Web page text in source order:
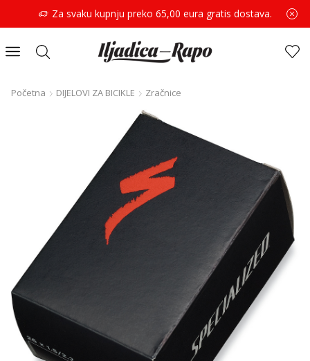
Za svaku kupnju preko 65,00 eura gratis dostava.
Početna DIJELOVI ZA BICIKLE Zračnice